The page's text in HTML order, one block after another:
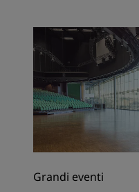
Grandi eventi